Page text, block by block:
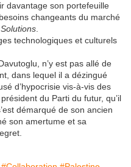
davantage son portefeuille
changeants du marché
technologiques et culturels
n’y est pas allé de
dans lequel il a dézingué
d’hypocrisie vis-à-vis des
du Parti du futur, qu’il
démarqué de son ancien
son amertume et sa